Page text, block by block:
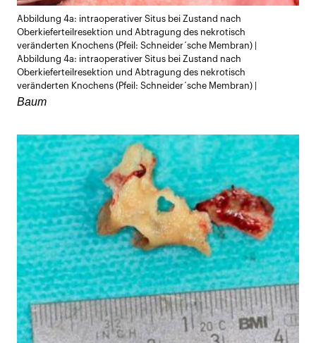
Abbildung 4a: intraoperativer Situs bei Zustand nach
Oberkieferteilresektion und Abtragung des nekrotisch
veränderten Knochens (Pfeil: Schneider´sche Membran) |
Abbildung 4a: intraoperativer Situs bei Zustand nach
Oberkieferteilresektion und Abtragung des nekrotisch
veränderten Knochens (Pfeil: Schneider´sche Membran) |
Baum